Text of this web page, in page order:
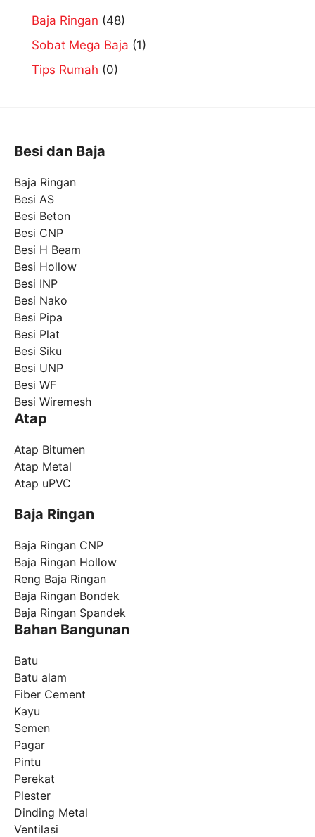
Baja Ringan (48)
Sobat Mega Baja (1)
Tips Rumah (0)
Besi dan Baja
Baja Ringan
Besi AS
Besi Beton
Besi CNP
Besi H Beam
Besi Hollow
Besi INP
Besi Nako
Besi Pipa
Besi Plat
Besi Siku
Besi UNP
Besi WF
Besi Wiremesh
Atap
Atap Bitumen
Atap Metal
Atap uPVC
Baja Ringan
Baja Ringan CNP
Baja Ringan Hollow
Reng Baja Ringan
Baja Ringan Bondek
Baja Ringan Spandek
Bahan Bangunan
Batu
Batu alam
Fiber Cement
Kayu
Semen
Pagar
Pintu
Perekat
Plester
Dinding Metal
Ventilasi